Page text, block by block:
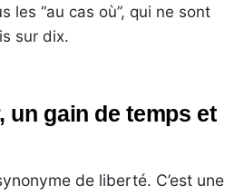
les “au cas où”, qui ne sont
sur dix.
un gain de temps et
de liberté. C’est une